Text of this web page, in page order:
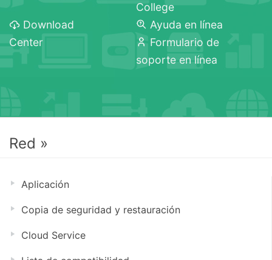
College
Download
Center
Ayuda en línea
Formulario de
soporte en línea
Red »
Aplicación
Copia de seguridad y restauración
Cloud Service